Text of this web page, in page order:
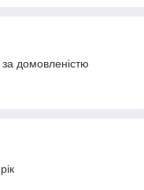
домовленістю